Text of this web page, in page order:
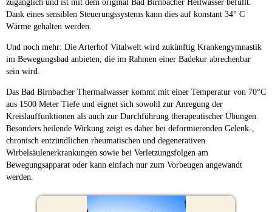
zugänglich und ist mit dem original Bad Birnbacher Heilwasser befüllt.
Dank eines sensiblen Steuerungssystems kann dies auf konstant 34° C
Wärme gehalten werden.
Und noch mehr: Die Arterhof Vitalwelt wird zukünftig Krankengymnastik
im Bewegungsbad anbieten, die im Rahmen einer Badekur abrechenbar
sein wird.
Das Bad Birnbacher Thermalwasser kommt mit einer Temperatur von 70°C
aus 1500 Meter Tiefe und eignet sich sowohl zur Anregung der
Kreislauffunktionen als auch zur Durchführung therapeutischer Übungen.
Besonders heilende Wirkung zeigt es daher bei deformierenden Gelenk-,
chronisch entzündlichen rheumatischen und degenerativen
Wirbelsäulenerkrankungen sowie bei Verletzungsfolgen am
Bewegungsapparat oder kann einfach nur zum Vorbeugen angewandt
werden.